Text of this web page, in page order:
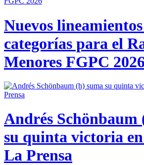
Nuevos
categorías para el
Menores FGPC 2026
Andrés Schönbaum
su quinta victoria
La Prensa